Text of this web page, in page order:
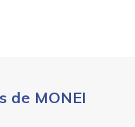
de MONEI